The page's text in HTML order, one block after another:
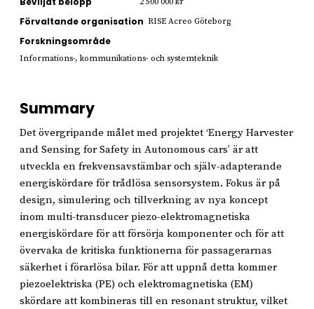
Förvaltande organisation RISE Acreo Göteborg
Forskningsområde
Informations-, kommunikations- och systemteknik
Summary
Det övergripande målet med projektet ‘Energy Harvester
and Sensing for Safety in Autonomous cars’ är att
utveckla en frekvensavstämbar och själv-adapterande
energiskördare för trådlösa sensorsystem. Fokus är på
design, simulering och tillverkning av nya koncept
inom multi-transducer piezo-elektromagnetiska
energiskördare för att försörja komponenter och för att
övervaka de kritiska funktionerna för passagerarnas
säkerhet i förarlösa bilar. För att uppnå detta kommer
piezoelektriska (PE) och elektromagnetiska (EM)
skördare att kombineras till en resonant struktur, vilket